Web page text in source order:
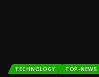
TECHNOLOGY TOP-NEWS